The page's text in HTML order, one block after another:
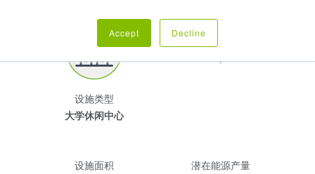
Accept Decline
设施类型
大学休闲中心
ECO-POWR™ 产品
7
设施面积
潜在能源产量